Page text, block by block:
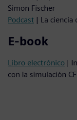
Simon Fischer
Podcast | La ciencia
E-book
Libro electrónico |
con la simulación